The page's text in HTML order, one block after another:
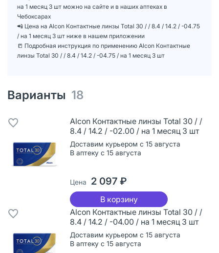
на 1 месяц 3 шт можно на сайте и в наших аптеках в
Чебоксарах
📲 Цена на Alcon Контактные линзы Total 30 / / 8.4 / 14.2 / -04.75
/ на 1 месяц 3 шт ниже в нашем приложении
📒 Подробная инструкция по применению Alcon Контактные
линзы Total 30 / / 8.4 / 14.2 / -04.75 / на 1 месяц 3 шт
Варианты 18
Alcon Контактные линзы Total 30 / /
8.4 / 14.2 / -02.00 / на 1 месяц 3 шт
Доставим курьером с 15 августа
В аптеку с 15 августа
Цена 2 097 ₽
В корзину
Alcon Контактные линзы Total 30 / /
8.4 / 14.2 / -04.00 / на 1 месяц 3 шт
Доставим курьером с 15 августа
В аптеку с 15 августа